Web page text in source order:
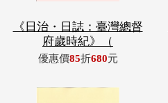
《日治・日誌：臺灣總督
府歲時紀》（
優惠價85折680元